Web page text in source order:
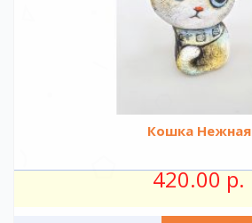
Кошка Нежная
420.00 р.